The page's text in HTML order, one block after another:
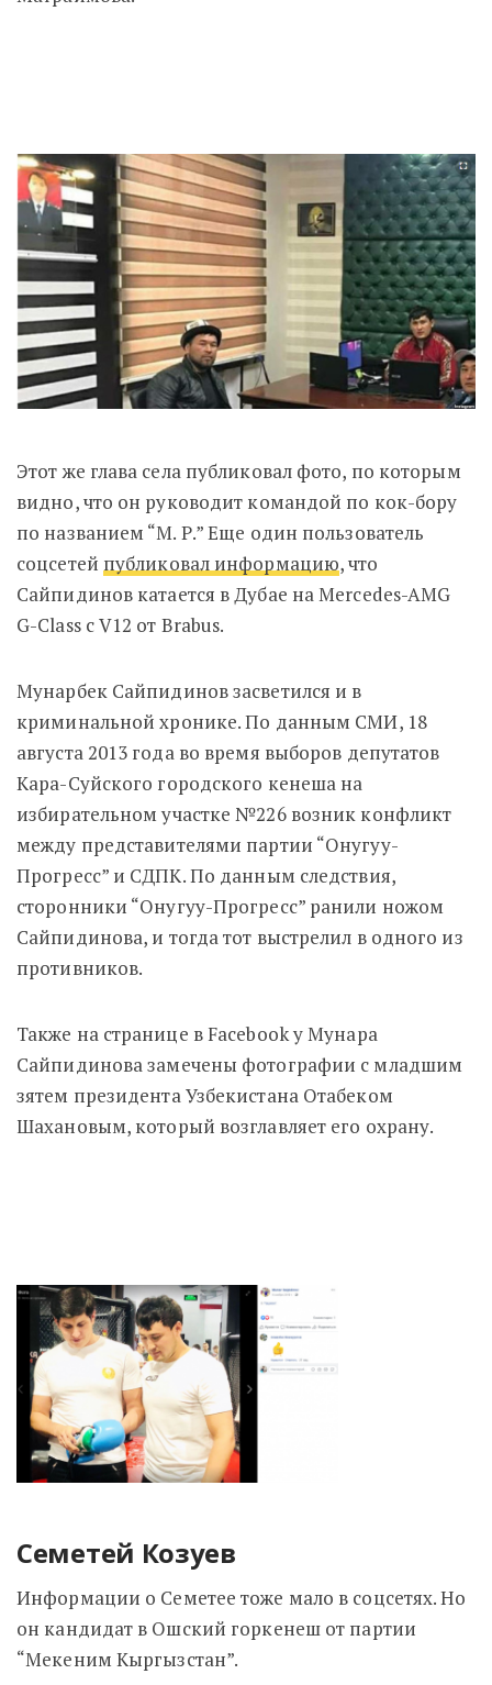
Этот же глава села публиковал фото, по которым
видно, что он руководит командой по кок-бору
по названием “М. Р.” Еще один пользователь
соцсетей публиковал информацию, что
Сайпидинов катается в Дубае на Mercedes-AMG
G-Class с V12 от Brabus.
Мунарбек Сайпидинов засветился и в
криминальной хронике. По данным СМИ, 18
августа 2013 года во время выборов депутатов
Кара-Суйского городского кенеша на
избирательном участке №226 возник конфликт
между представителями партии “Онугуу-
Прогресс” и СДПК. По данным следствия,
сторонники “Онугуу-Прогресс” ранили ножом
Сайпидинова, и тогда тот выстрелил в одного из
противников.
Также на странице в Facebook у Мунара
Сайпидинова замечены фотографии с младшим
зятем президента Узбекистана Отабеком
Шахановым, который возглавляет его охрану.
Семетей Козуев
Информации о Семетее тоже мало в соцсетях. Но
он кандидат в Ошский горкенеш от партии
“Мекеним Кыргызстан”.